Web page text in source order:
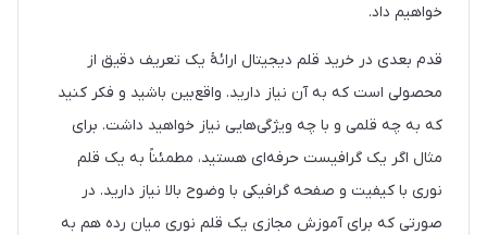
خواهیم داد.
قدم بعدی در خرید قلم دیجیتال ارائۀ یک تعریف دقیق از
محصولی است که به آن نیاز دارید. واقع‌بین باشید و فکر کنید
که به چه قلمی و با چه ویژگی‌هایی نیاز خواهید داشت. برای
مثال اگر یک گرافیست حرفه‌ای هستید، مطمئناً به یک قلم
نوری با کیفیت و صفحه گرافیکی با وضوح بالا نیاز دارید. در
صورتی که برای آموزش مجازی یک قلم نوری میان رده هم به